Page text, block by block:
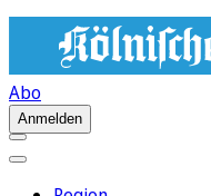
Abo
Anmelden